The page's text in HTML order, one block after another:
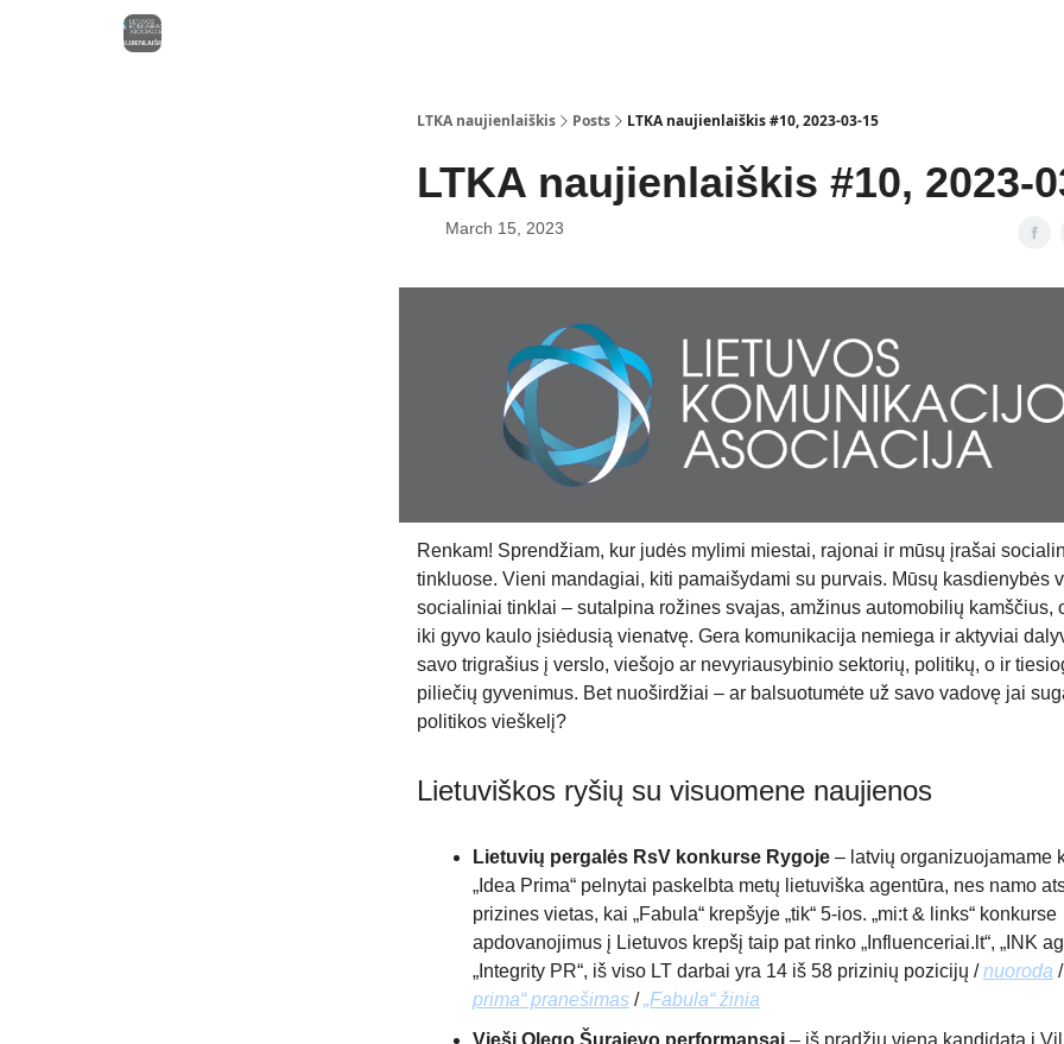
LTKA naujienlaiškis Posts LTKA naujienlaiškis #10, 2023-03-15
LTKA naujienlaiškis #10, 2023-
March 15, 2023
Renkam! Sprendžiam, kur judės mylimi miestai, rajonai ir mūsų įrašai
tinkluose. Vieni mandagiai, kiti pamaišydami su purvais. Mūsų kasdienybės
socialiniai tinklai – sutalpina rožines svajas, amžinus automobilių kamščius,
iki gyvo kaulo įsiėdusią vienatvę. Gera komunikacija nemiega ir aktyviai
savo trigrašius į verslo, viešojo ar nevyriausybinio sektorių, politikų, o ir
piliečių gyvenimus. Bet nuoširdžiai – ar balsuotumėte už savo vadovę jai
politikos vieškelį?
Lietuviškos ryšių su visuomene naujienos
Lietuvių pergalės RsV konkurse Rygoje – latvių organizuojamame
„Idea Prima“ pelnytai paskelbta metų lietuviška agentūra, nes namo
prizines vietas, kai „Fabula“ krepšyje „tik“ 5-ios. „mi:t & links“ konkurse
apdovanojimus į Lietuvos krepšį taip pat rinko „Influenceriai.lt“, „INK
„Integrity PR“, iš viso LT darbai yra 14 iš 58 prizinių pozicijų /nuoroda
prima“ pranešimas /„Fabula“ žinia
Vieši Olego Šurajevo performansai – iš pradžių vieną kandidatą į